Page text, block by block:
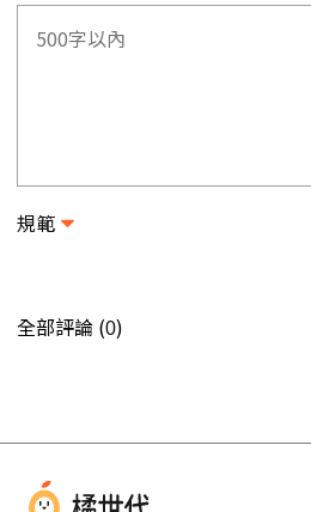
規範
全部評論 (0)